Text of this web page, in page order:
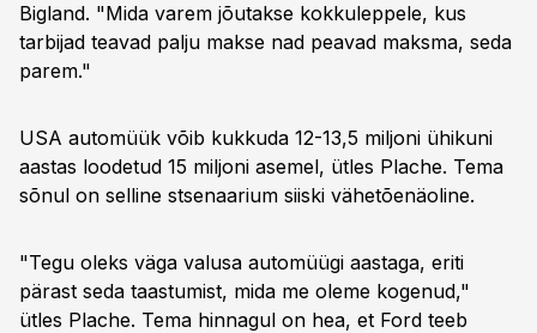
Bigland. "Mida varem jõutakse kokkuleppele, kus
tarbijad teavad palju makse nad peavad maksma, seda
parem."
USA automüük võib kukkuda 12-13,5 miljoni ühikuni
aastas loodetud 15 miljoni asemel, ütles Plache. Tema
sõnul on selline stsenaarium siiski vähetõenäoline.
"Tegu oleks väga valusa automüügi aastaga, eriti
pärast seda taastumist, mida me oleme kogenud,"
ütles Plache. Tema hinnagul on hea, et Ford teeb